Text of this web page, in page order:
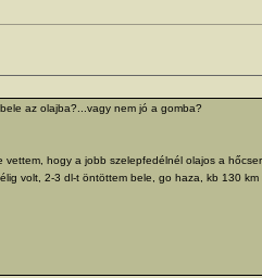
az olajba?...vagy nem jó a gomba?
hogy a jobb szelepfedélnél olajos a
volt, 2-3 dl-t öntöttem bele, go haza, kb 130